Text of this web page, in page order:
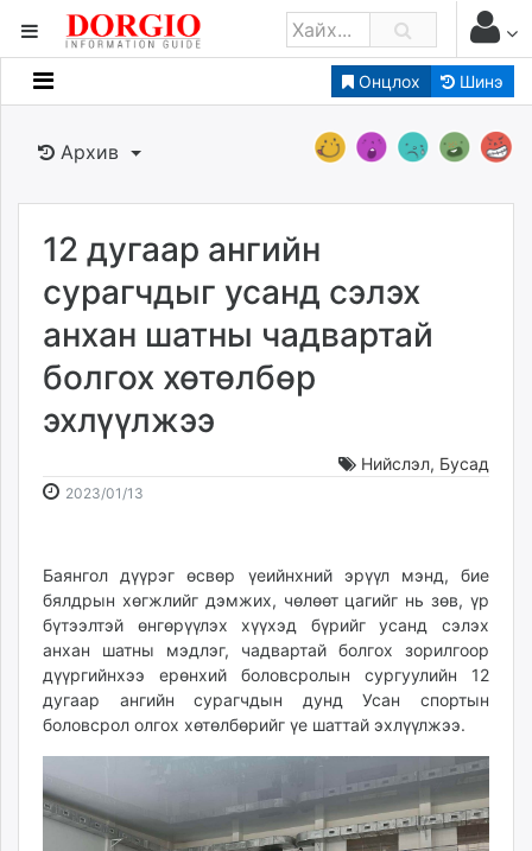
Онцлох Шинэ
Мэдээллийн
Банк санхүү
Бизнес ААН
Төрийн
Нийслэлийн
dorgio.mn
Gogo.mn
news.mn
Baabar.mn
mnb.mn
Livetv.mn
Eguur.mn
24tsag.mn
shuud.mn
eagle.mn
ergelt.mn
zarig.mn
today.mn
Архив
12 дугаар ангийн
сурагчдыг усанд сэлэх
анхан шатны чадвартай
болгох хөтөлбөр
эхлүүлжээ
Нийслэл, Бусад
2023/01/13
10:56:10
23:54:58
Баянгол дүүрэг өсвөр үеийнхний эрүүл мэнд, бие
бялдрын хөгжлийг дэмжих, чөлөөт цагийг нь зөв, үр
бүтээлтэй өнгөрүүлэх хүүхэд бүрийг усанд сэлэх
анхан шатны мэдлэг, чадвартай болгох зорилгоор
дүүргийнхээ ерөнхий боловсролын сургуулийн 12
дугаар ангийн сурагчдын дунд Усан спортын
боловсрол олгох хөтөлбөрийг үе шаттай эхлүүлжээ.